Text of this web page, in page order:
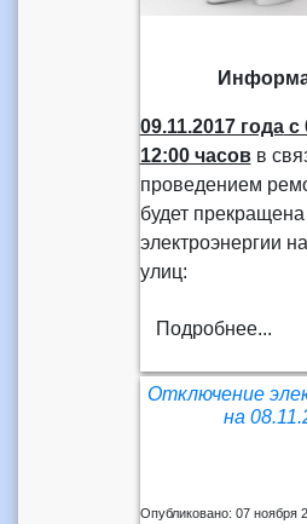
09.11.2017 годас
12:00 часовв
проведением
будет
электроэнергии
улиц:
Подробнее...
Отключение
на
Опубликовано: 07 ноября